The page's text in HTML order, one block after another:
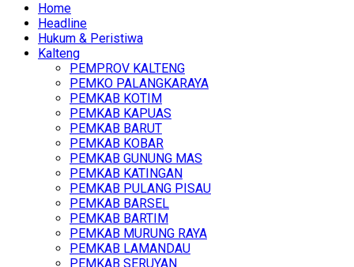
Home
Headline
Hukum & Peristiwa
Kalteng
PEMPROV KALTENG
PEMKO PALANGKARAYA
PEMKAB KOTIM
PEMKAB KAPUAS
PEMKAB BARUT
PEMKAB KOBAR
PEMKAB GUNUNG MAS
PEMKAB KATINGAN
PEMKAB PULANG PISAU
PEMKAB BARSEL
PEMKAB BARTIM
PEMKAB MURUNG RAYA
PEMKAB LAMANDAU
PEMKAB SERUYAN